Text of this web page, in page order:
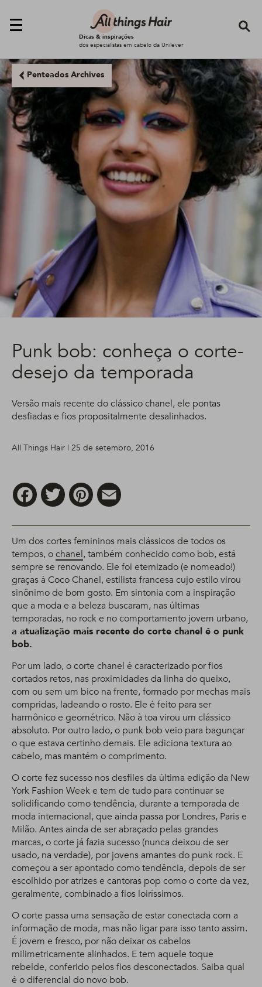
Dicas & inspirações
dos especialistas em cabelo da Unilever
Penteados Archives
Punk bob: conheça o corte-
desejo da temporada
Versão mais recente do clássico chanel, ele pontas
desfiadas e fios propositalmente desalinhados.
All Things Hair | 25 de setembro, 2016
FacebookTwitter Pinterest
Um dos cortes femininos mais clássicos de todos os
tempos, ochanel, também conhecido como bob, está
sempre se renovando. Ele foi eternizado (e nomeado!)
graças à Coco Chanel, estilista francesa cujo estilo virou
sinônimo de bom gosto. Em sintonia com a inspiração
que a moda e a beleza buscaram, nas últimas
temporadas, no rock e no comportamento jovem urbano,
a atualização mais recente do corte chanel é o punk
bob.
Por um lado, o corte chanel é caracterizado por fios
cortados retos, nas proximidades da linha do queixo,
com ou sem um bico na frente, formado por mechas mais
compridas, ladeando o rosto. Ele é feito para ser
harmônico e geométrico. Não à toa virou um clássico
absoluto. Por outro lado, o punk bob veio para bagunçar
o que estava certinho demais. Ele adiciona textura ao
cabelo, mas mantém o comprimento.
O corte fez sucesso nos desfiles da última edição da New
York Fashion Week e tem de tudo para continuar se
solidificando como tendência, durante a temporada de
moda internacional, que ainda passa por Londres, Paris e
Milão. Antes ainda de ser abraçado pelas grandes
marcas, o corte já fazia sucesso (nunca deixou de ser
usado, na verdade), por jovens amantes do punk rock. E
começou a ser apontado como tendência, depois de ser
escolhido por atrizes e cantoras pop como o corte da vez,
geralmente, combinado a fios loiríssimos.
O corte passa uma sensação de estar conectada com a
informação de moda, mas não ligar para isso tanto assim.
É jovem e fresco, por não deixar os cabelos
milimetricamente alinhados. E tem aquele toque
rebelde, conferido pelos fios desconectados. Saiba qual
é o diferencial do novo bob.